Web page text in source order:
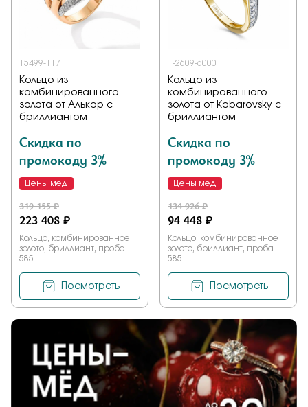
15499-117
Кольцо из
комбинированного
золота от Алькор с
бриллиантом
Скидка по
промокоду 3%
Цены мед
319 155 ₽
223 408 ₽
Кольцо, комбинированное
золото, бриллиант, проба
585
Посмотреть
1-2609-6000
Кольцо из
комбинированного
золота от Kabarovsky с
бриллиантом
Скидка по
промокоду 3%
Цены мед
134 926 ₽
94 448 ₽
Кольцо, комбинированное
золото, бриллиант, проба
585
Посмотреть
Заказать
Подтверждаю, что я ознакомлен и согласен с условиями
политики конфиденциальности
Отправить